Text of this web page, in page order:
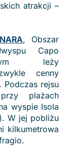
atrakcji –
, Obszar
Capo
leży
cenny
Podczas rejsu
plażach
wyspie Isola
W jej pobliżu
kilkumetrowa